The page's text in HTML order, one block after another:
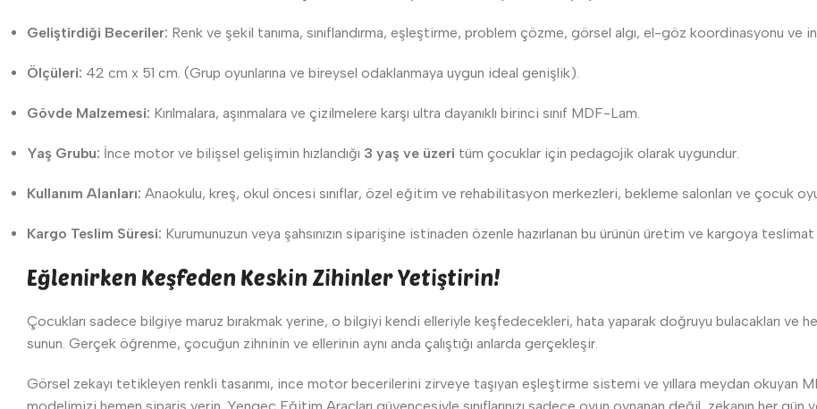
Geliştirdiği Beceriler: Renk ve şekil tanıma, sınıflandırma, eşleştirme, problem çözme, görsel algı, el-göz koordinasyonu ve
Ölçüleri: 42 cm x 51 cm. (Grup oyunlarına ve bireysel odaklanmaya uygun ideal genişlik).
Gövde Malzemesi: Kırılmalara, aşınmalara ve çizilmelere karşı ultra dayanıklı birinci sınıf MDF-Lam.
Yaş Grubu: İnce motor ve bilişsel gelişimin hızlandığı 3 yaş ve üzeri tüm çocuklar için pedagojik olarak uygundur.
Kullanım Alanları: Anaokulu, kreş, okul öncesi sınıflar, özel eğitim ve rehabilitasyon merkezleri, bekleme salonları ve çocuk
Kargo Teslim Süresi: Kurumunuzun veya şahsınızın siparişine istinaden özenle hazırlanan bu ürünün üretim ve kargoya
Eğlenirken Keşfeden Keskin Zihinler Yetiştirin!
Çocukları sadece bilgiye maruz bırakmak yerine, o bilgiyi kendi elleriyle keşfedecekleri, hata yaparak doğruyu bulacakları ve
sunun. Gerçek öğrenme, çocuğun zihninin ve ellerinin aynı anda çalıştığı anlarda gerçekleşir.
Görsel zekayı tetikleyen renkli tasarımı, ince motor becerilerini zirveye taşıyan eşleştirme sistemi ve yıllara meydan okuyan
modelimizi hemen sipariş verin. Yengeç Eğitim Araçları güvencesiyle sınıflarınızı sadece oyun oynanan değil, zekanın her